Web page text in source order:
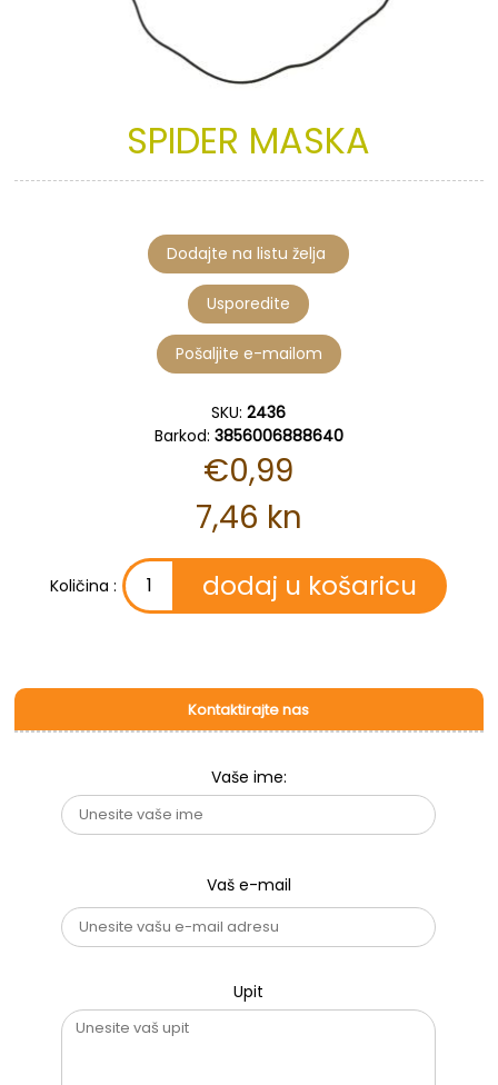
SPIDER MASKA
SKU: 2436
Barkod: 3856006888640
€0,99
7,46 kn
Količina :
Kontaktirajte nas
Vaše ime:
Vaš e-mail
Upit